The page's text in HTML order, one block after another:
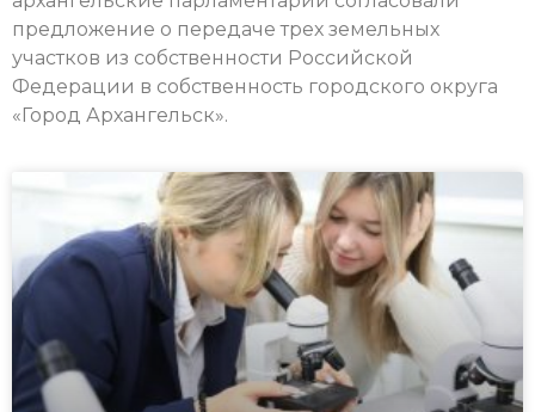
предложение о передаче трех земельных
участков из собственности Российской
Федерации в собственность городского округа
«Город Архангельск».